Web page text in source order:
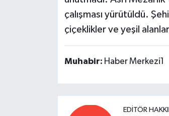
çalışması yürütüldü.
çiçeklikler ve yeşil
Muhabir: Haber Merkezi1
EDITÖR